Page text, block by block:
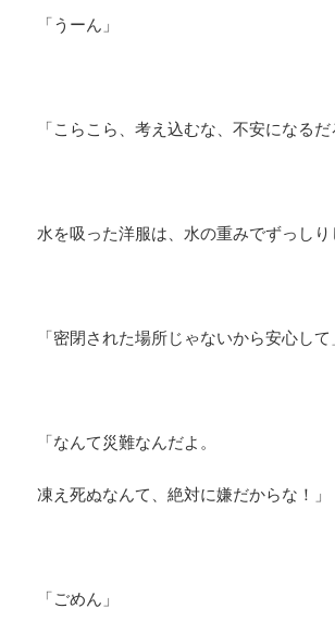
「うーん」
「こらこら、考え込むな、不安になるだ
水を吸った洋服は、水の重みでずっしり
「密閉された場所じゃないから安心して
「なんて災難なんだよ。
凍え死ぬなんて、絶対に嫌だからな！」
「ごめん」